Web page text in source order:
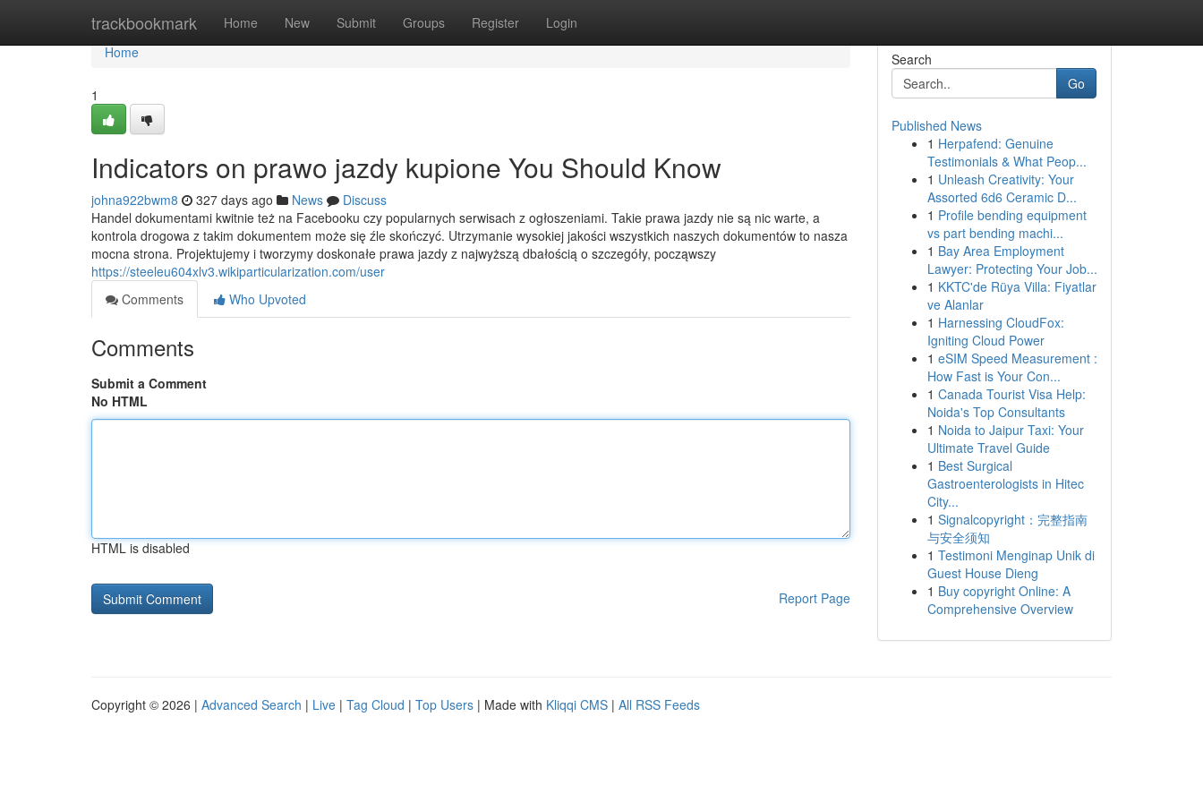
trackbookmark Home New Submit Groups Register Login
Home
Home
1
Indicators on prawo jazdy kupione You Should Know
johna922bwm8 327 days ago News
Discuss
Handel dokumentami kwitnie też na Facebooku czy popularnych serwisach z ogłoszeniami. Takie prawa jazdy nie są nic warte, a
kontrola drogowa z takim dokumentem może się źle skończyć. Utrzymanie wysokiej jakości wszystkich naszych dokumentów to nasza
mocna strona. Projektujemy i tworzymy doskonałe prawa jazdy z najwyższą dbałością o szczegóły, począwszy
https://steeleu604xlv3.wikiparticularization.com/user
Comments
Who Upvoted
Comments
Submit a Comment
No HTML
HTML is disabled
Report Page
Search
Go
Published News
1 Herpafend: Genuine
Testimonials & What Peop...
1 Unleash Creativity: Your
Assorted 6d6 Ceramic D...
1 Profile bending equipment
vs part bending machi...
1 Bay Area Employment
Lawyer: Protecting Your Job...
1 KKTC'de Rüya Villa: Fiyatlar
ve Alanlar
1 Harnessing CloudFox:
Igniting Cloud Power
1 eSIM Speed Measurement :
How Fast is Your Con...
1 Canada Tourist Visa Help:
Noida's Top Consultants
1 Noida to Jaipur Taxi: Your
Ultimate Travel Guide
1 Best Surgical
Gastroenterologists in Hitec
City...
1 Signalcopyright：完整指南
与安全须知
1 Testimoni Menginap Unik di
Guest House Dieng
1 Buy copyright Online: A
Comprehensive Overview
Copyright © 2026 | Advanced Search | Live | Tag Cloud | Top Users | Made with Kliqqi CMS | All RSS Feeds